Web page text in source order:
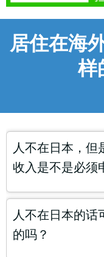
居住在海
样
人不在日本，但
收入是不是必须
人不在日本的话
的吗？